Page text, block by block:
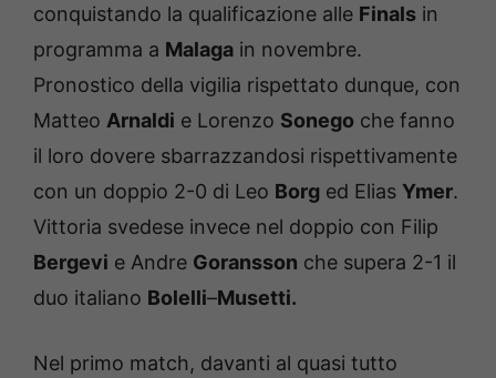
conquistando la qualificazione alle Finals in
programma a Malaga in novembre.
Pronostico della vigilia rispettato dunque, con
Matteo Arnaldi e Lorenzo Sonego che fanno
il loro dovere sbarrazzandosi rispettivamente
con un doppio 2-0 di Leo Borg ed Elias Ymer.
Vittoria svedese invece nel doppio con Filip
Bergevi e Andre Goransson che supera 2-1 il
duo italiano Bolelli–Musetti.
Nel primo match, davanti al quasi tutto